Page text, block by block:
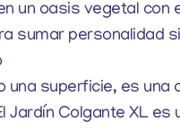
un oasis vegetal con
sumar personalidad
una superficie, es una
Jardín Colgante XL es